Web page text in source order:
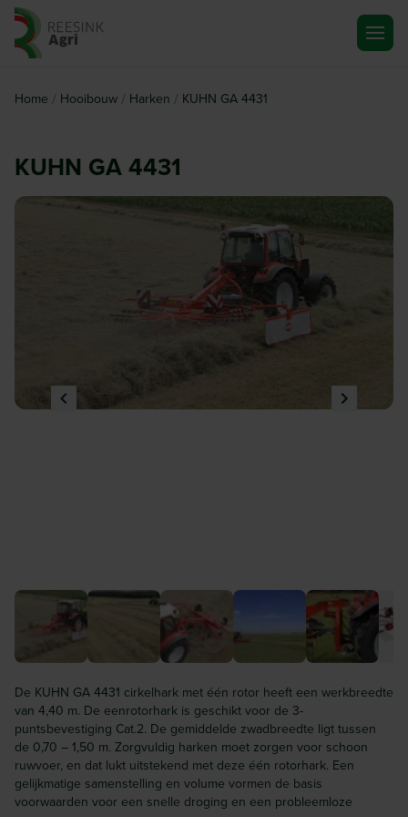
Home / Hooibouw / Harken / KUHN GA 4431
KUHN GA 4431
De KUHN GA 4431 cirkelhark met één rotor heeft een werkbreedte
van 4,40 m. De eenrotorhark is geschikt voor de 3-
puntsbevestiging Cat.2. De gemiddelde zwadbreedte ligt tussen
de 0,70 – 1,50 m. Zorgvuldig harken moet zorgen voor schoon
ruwvoer, en dat lukt uitstekend met deze één rotorhark. Een
gelijkmatige samenstelling en volume vormen de basis
voorwaarden voor een snelle droging en een probleemloze